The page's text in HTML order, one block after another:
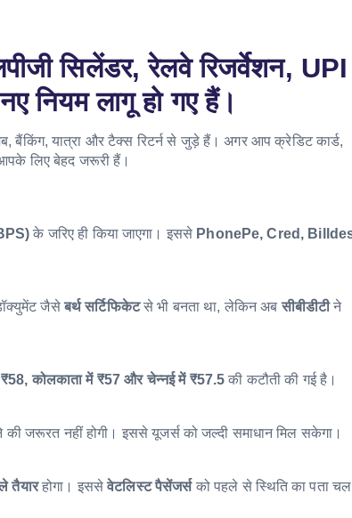
सिलेंडर, रेलवे रिजर्वेशन, UPI
नियम लागू हो गए हैं।
बैंकिंग, यात्रा और टैक्स रिटर्न से जुड़े हैं। अगर आप क्रेडिट कार्ड,
लिए बेहद जरूरी हैं।
के जरिए ही किया जाएगा। इससे PhonePe, Cred,
जैसेबर्थ सर्टिफिकेटसे भी बनता था, लेकिन अबसीबीडीटीने
₹58, कोलकाता में ₹57 और चेन्नई में ₹57.5 की कटौती की गई है।
जरूरत नहीं होगी। इससे यूजर्स को जल्दी समाधान मिल सकेगा।
तैयारहोगा। इससेवेटलिस्ट पैसेंजर्सको पहले से स्थिति का पता चल